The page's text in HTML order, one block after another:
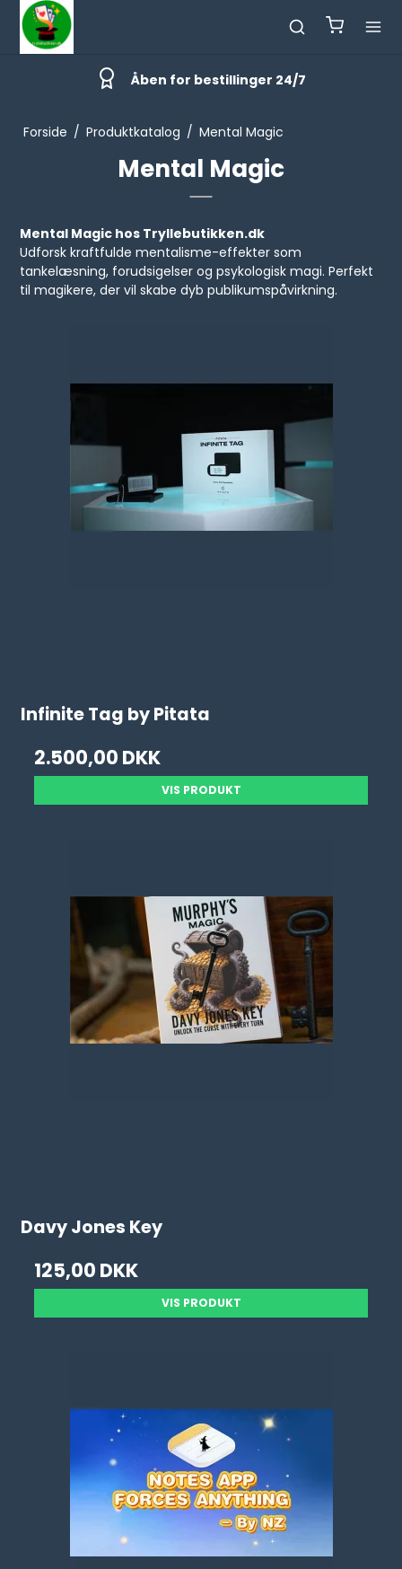
Åben for bestillinger 24/7
Forside / Produktkatalog / Mental Magic
Mental Magic
Mental Magic hos Tryllebutikken.dk
Udforsk kraftfulde mentalisme-effekter som
tankelæsning, forudsigelser og psykologisk magi. Perfekt
til magikere, der vil skabe dyb publikumspåvirkning.
Infinite Tag by Pitata
2.500,00 DKK
VIS PRODUKT
Davy Jones Key
125,00 DKK
VIS PRODUKT